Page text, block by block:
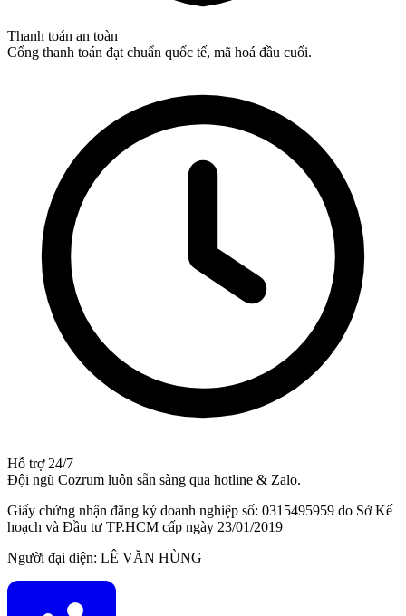
Thanh toán an toàn
Cổng thanh toán đạt chuẩn quốc tế, mã hoá đầu cuối.
Hỗ trợ 24/7
Đội ngũ Cozrum luôn sẵn sàng qua hotline & Zalo.
Giấy chứng nhận đăng ký doanh nghiệp số: 0315495959 do Sở Kế
hoạch và Đầu tư TP.HCM cấp ngày 23/01/2019
Người đại diện: LÊ VĂN HÙNG